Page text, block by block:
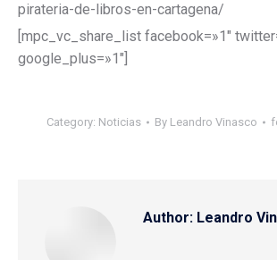
pirateria-de-libros-en-cartagena/
[mpc_vc_share_list facebook=»1″
google_plus=»1″]
Category: Noticias By Leandro Vinasco
Author: Leandro